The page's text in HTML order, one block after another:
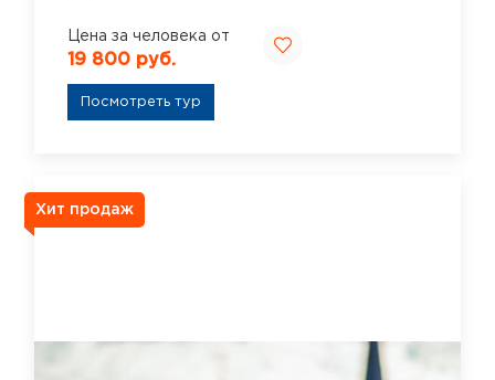
Цена за человека от
19 800 руб.
Посмотреть тур
Хит продаж